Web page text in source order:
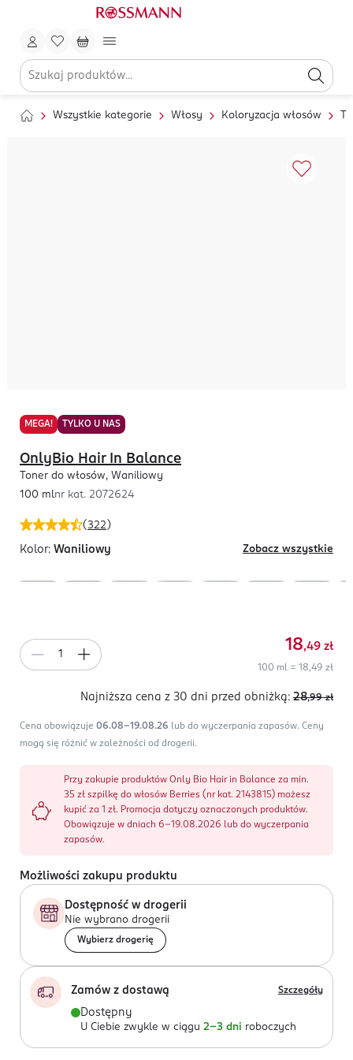
Wszystkie kategorie Włosy Koloryzacja włosów
MEGA! TYLKO U NAS
(322 )
OnlyBio Hair In Balance
Toner do włosów, Waniliowy
100 mlnr kat. 2072624
Kolor: Waniliowy Zobacz wszystkie
18,49 zł
100 ml = 18,49 zł
Najniższa cena z 30 dni przed obniżką: 28,99 zł
Cena obowiązuje 06.08-19.08.26 lub do wyczerpania zapasów. Ceny
mogą się różnić w zależności od drogerii.
Przy zakupie produktów Only Bio Hair in Balance za min.
35 zł szpilkę do włosów Berries (nr kat. 2143815) możesz
kupić za 1 zł. Promocja dotyczy oznaczonych produktów.
Obowiązuje w dniach 6-19.08.2026 lub do wyczerpania
zapasów.
Możliwości zakupu produktu
Dostępność w drogerii
Nie wybrano drogerii
Wybierz drogerię
Zamów z dostawą Szczegóły
Dostępny
U Ciebie zwykle w ciągu 2-3 dni roboczych